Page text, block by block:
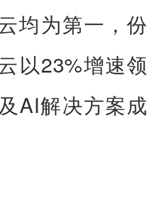
均为第一，份
以23%增速领
AI解决方案成